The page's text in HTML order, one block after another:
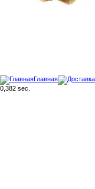
Главная
0,382 sec.